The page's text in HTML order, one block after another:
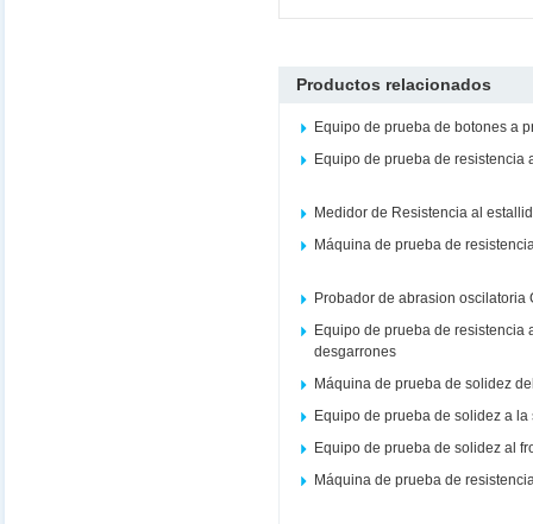
Productos relacionados
Equipo de prueba de botones a
Equipo de prueba de resistencia
Medidor de Resistencia al
Máquina de prueba de
Probador de abrasion oscilatoria
Equipo de prueba de resistencia
desgarrones
Máquina de prueba de solidez
Equipo de prueba de solidez a
Equipo de prueba de solidez al
Máquina de prueba de